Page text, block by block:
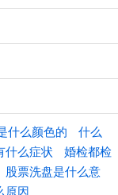
什么颜色的
什么
什么症状
婚检都检
股票洗盘是什么意
原因